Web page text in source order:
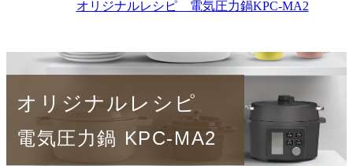
オリジナルレシピ 電気圧力鍋KPC-MA2
オリジナルレシピ
電気圧力鍋 KPC-MA2